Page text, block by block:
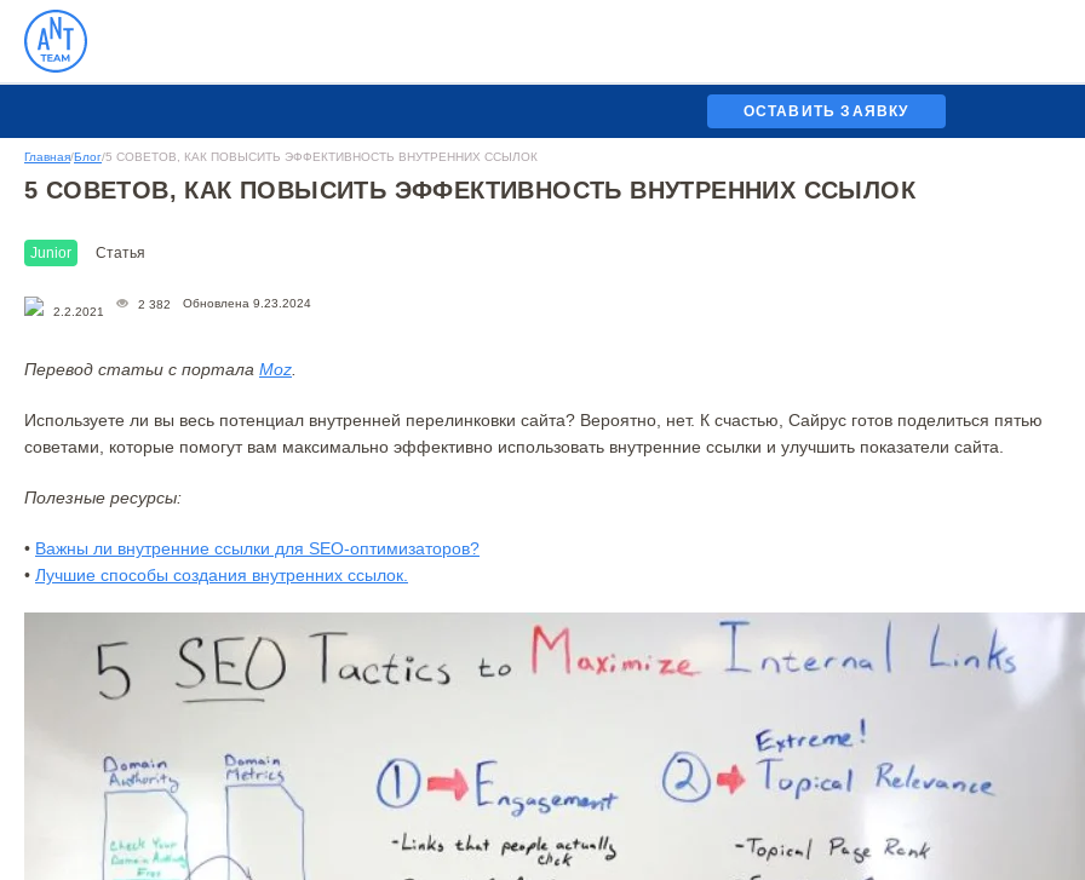
ОСТАВИТЬ ЗАЯВКУ
Главная/Блог/5 СОВЕТОВ, КАК ПОВЫСИТЬ ЭФФЕКТИВНОСТЬ ВНУТРЕННИХ ССЫЛОК
5 СОВЕТОВ, КАК ПОВЫСИТЬ ЭФФЕКТИВНОСТЬ ВНУТРЕННИХ ССЫЛОК
Junior Статья
2.2.2021
2 382 Обновлена 9.23.2024
Перевод статьи с портала Moz
Используете ли вы весь потенциал внутренней перелинковки сайта? Вероятно, нет. К счастью, Сайрус готов поделиться пятью
советами, которые помогут вам максимально эффективно использовать внутренние ссылки и улучшить показатели сайта.
Полезные ресурсы:
• Важны ли внутренние ссылки для SEO-оптимизаторов?
• Лучшие способы создания внутренних ссылок.